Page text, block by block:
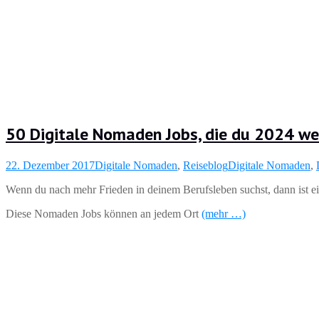
50 Digitale Nomaden Jobs, die du 2024
22. Dezember 2017Digitale Nomaden, ReiseblogDigitale Nomaden,
Wenn du nach mehr Frieden in deinem Berufsleben suchst, dann
Diese Nomaden Jobs können an jedem Ort (mehr …)